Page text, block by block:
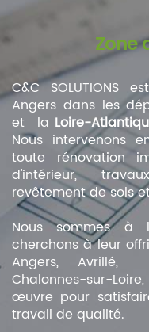
Zone
C&C SOLUTIONS
Angers dans les
et la Loire-
Nous intervenons
toute rénovation
d'intérieur,
revêtement de sols
Nous sommes à
cherchons à leur
Angers, Avrillé,
Chalonnes-sur-
œuvre pour
travail de qualité.